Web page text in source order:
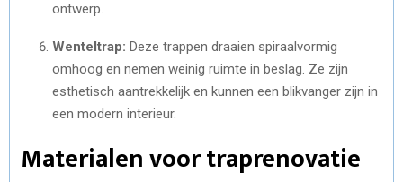
ontwerp.
Wenteltrap: Deze trappen draaien spiraalvormig
omhoog en nemen weinig ruimte in beslag. Ze zijn
esthetisch aantrekkelijk en kunnen een blikvanger zijn in
een modern interieur.
Materialen voor traprenovatie